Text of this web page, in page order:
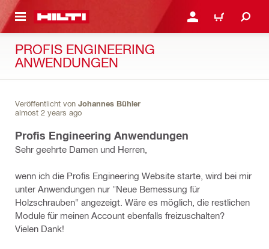
ANMELDEN ODER
WARENKORB
PROFIS ENGINEERING
ANWENDUNGEN
Veröffentlicht von Johannes Bühler
almost 2 years ago
Profis Engineering Anwendungen
Sehr geehrte Damen und Herren,
wenn ich die Profis Engineering Website starte, wird bei mir
unter Anwendungen nur "Neue Bemessung für
Holzschrauben" angezeigt. Wäre es möglich, die restlichen
Module für meinen Account ebenfalls freizuschalten?
Vielen Dank!